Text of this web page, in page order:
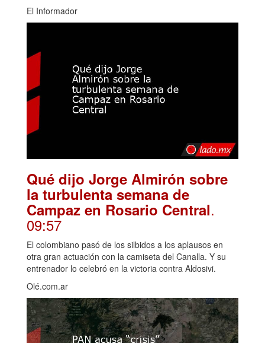
El Informador
Qué dijo Jorge Almirón sobre
la turbulenta semana de
Campaz en Rosario Central.
09:57
El colombiano pasó de los silbidos a los aplausos en
otra gran actuación con la camiseta del Canalla. Y su
entrenador lo celebró en la victoria contra Aldosivi.
Olé.com.ar